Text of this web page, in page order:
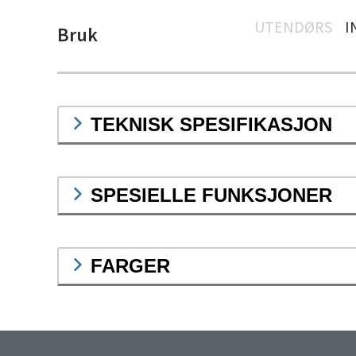
Bruk UTENDØRS
TEKNISK SPESIFIKASJON
SPESIELLE FUNKSJONER
FARGER